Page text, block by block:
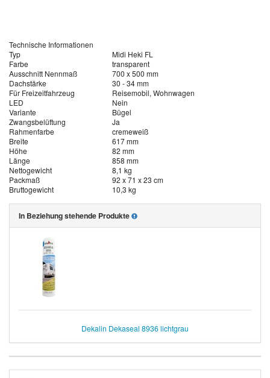
Technische Informationen
Typ
Midi Heki FL
Farbe
transparent
Ausschnitt Nennmaß
700 x 500 mm
Dachstärke
30 - 34 mm
Für Freizeitfahrzeug
Reisemobil, Wohnwagen
LED
Nein
Variante
Bügel
Zwangsbelüftung
Ja
Rahmenfarbe
cremeweiß
Breite
617 mm
Höhe
82 mm
Länge
858 mm
Nettogewicht
8,1 kg
Packmaß
92 x 71 x 23 cm
Bruttogewicht
10,3 kg
In Beziehung stehende Produkte
Dekalin Dekaseal 8936 lichtgrau